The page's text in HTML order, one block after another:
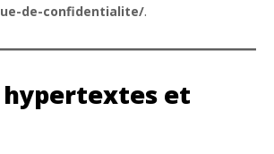
de-confidentialite/.
hypertextes et